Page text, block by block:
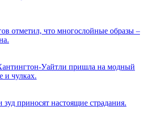
отметил, что многослойные образы –
Уайтли пришла на модный
и чулках.
приносят настоящие страдания.